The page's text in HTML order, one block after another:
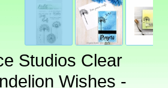
Studios Clear
Wishes -